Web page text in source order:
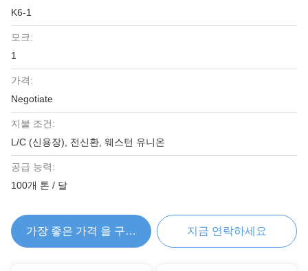
K6-1
모크:
1
가격:
Negotiate
지불 조건:
L/C (신용장), 전신환, 웨스턴 유니온
공급 능력:
100개 톤 / 달
가장 좋은 가격 을 구하라 지금 연락하세요